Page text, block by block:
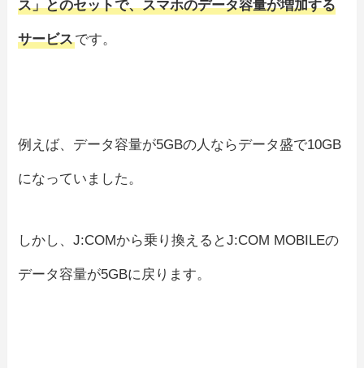
ス」とのセットで、スマホのデータ容量が増加する
サービスです。
例えば、データ容量が5GBの人ならデータ盛で10GB
になっていました。
しかし、J:COMから乗り換えるとJ:COM MOBILEの
データ容量が5GBに戻ります。